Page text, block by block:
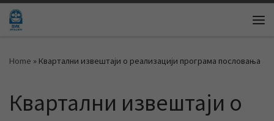
Skip to content
Home » Квартални извештаји о реализацији програма пословања
Квартални извештаји о